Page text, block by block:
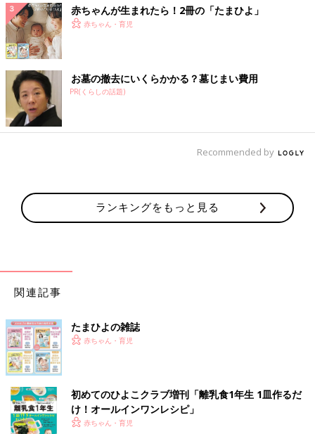
けやイベントをあきらめた人もいるでしょう。
そこで、ひよこクラブでは、“夏を休もう！”を
出かけもままならない今だからこそ、あえ
て、“家族時間”を大切にしませんか？
【エントリーNo.7】生後100日に撮影！ Photo by
さしゃさん
赤ちゃんが生まれたら！2冊の「たまひよ」
赤ちゃん・育児
お墓の撤去にいくらかかる？墓じまい費用
PR(くらしの話題)
Recommended by
ランキングをもっと見る
関連記事
たまひよの雑誌
赤ちゃん・育児
初めてのひよこクラブ増刊「離乳食1年生 1皿作るだ
け！オールインワン​レシピ」
赤ちゃん・育児